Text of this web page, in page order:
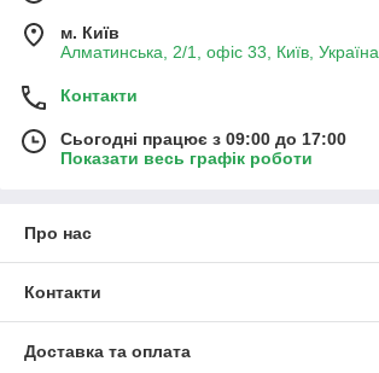
м. Київ
Алматинська, 2/1, офіс 33, Київ, Україна
Контакти
Сьогодні працює з 09:00 до 17:00
Показати весь графік роботи
Про нас
Контакти
Доставка та оплата